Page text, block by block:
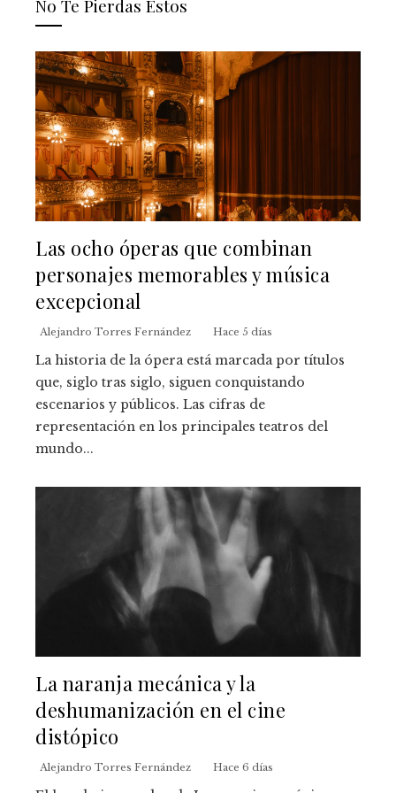
No Te Pierdas Estos
Las ocho óperas que combinan
personajes memorables y música
excepcional
Alejandro Torres Fernández Hace 5 días
La historia de la ópera está marcada por títulos
que, siglo tras siglo, siguen conquistando
escenarios y públicos. Las cifras de
representación en los principales teatros del
mundo...
La naranja mecánica y la
deshumanización en el cine
distópico
Alejandro Torres Fernández Hace 6 días